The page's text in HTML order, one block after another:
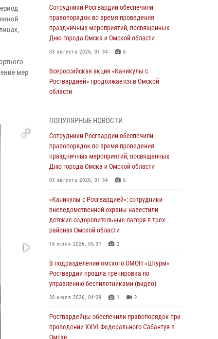
мер
Сотрудники Росгвардии обеспечили
правопорядок во время проведения
праздничных мероприятий, посвященных
Дню города Омска и Омской области
03 августа 2026, 01:34 6
Всероссийская акция «Каникулы с
Росгвардией» продолжается в Омской
области
В подразделении омского ОМОН «Штурм»
Росгвардии прошла тренировка по
управлению беспилотниками (видео)
30 июля 2026, 04:39 1 2
Росгвардия обеспечила безопасность
Победы» в Омске
29 июля 2026, 01:49 2
Росгвардейцы приняли участие в крестном
ходе в День крещения Руси в Омске
При содействии спецназа Росгвардии
пресечены нарушения миграционного
законодательства в Омске (видео)
Росгвардия обеспечила правопорядок на
ПОПУЛЯРНЫЕ НОВОСТИ
Сотрудники Росгвардии обеспечили
правопорядок во время проведения
праздничных мероприятий, посвященных
Дню города Омска и Омской области
03 августа 2026, 01:34 6
«Каникулы с Росгвардией»: сотрудники
вневедомственной охраны навестили
детские оздоровительные лагеря в трех
районах Омской области
16 июля 2026, 05:31 2
В подразделении омского ОМОН «Штурм»
Росгвардии прошла тренировка по
управлению беспилотниками (видео)
30 июля 2026, 04:39 1 2
Росгвардейцы обеcпечили правопорядок при
проведении XXVI Федерального Сабантуя в
Омске